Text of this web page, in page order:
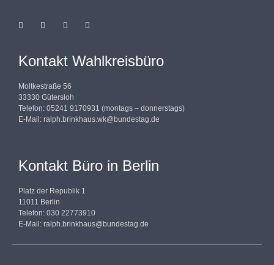
Kontakt Wahlkreisbüro
Moltkestraße 56
33330 Gütersloh
Telefon: 05241 9170931 (montags – donnerstags)
E-Mail: ralph.brinkhaus.wk@bundestag.de
Kontakt Büro in Berlin
Platz der Republik 1
11011 Berlin
Telefon: 030 22773910
E-Mail: ralph.brinkhaus@bundestag.de